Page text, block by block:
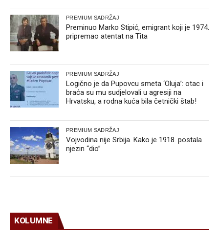
PREMIUM SADRŽAJ
Preminuo Marko Stipić, emigrant koji je 1974.
pripremao atentat na Tita
PREMIUM SADRŽAJ
Logično je da Pupovcu smeta ‘Oluja’: otac i
braća su mu sudjelovali u agresiji na
Hrvatsku, a rodna kuća bila četnički štab!
PREMIUM SADRŽAJ
Vojvodina nije Srbija. Kako je 1918. postala
njezin “dio”
KOLUMNE